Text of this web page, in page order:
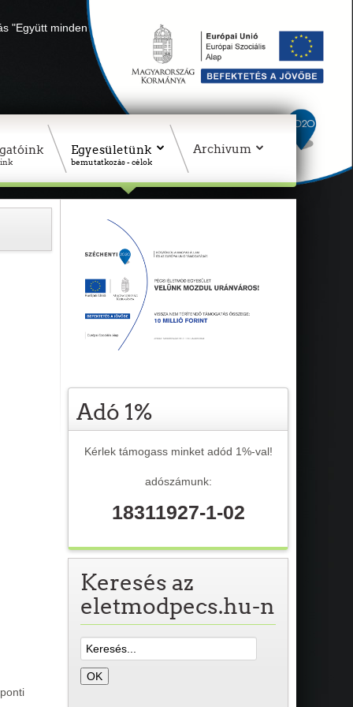
"Együtt minden sikerül" Adószámunk: 18311927-1-02
Egyesületünk
bemutatkozás - célok
Archivum
Adó 1%
Kérlek támogass minket adód 1%-val!
adószámunk:
18311927-1-02
Keresés az
eletmodpecs.hu-n